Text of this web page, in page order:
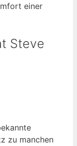
einer
Steve
zu manchen